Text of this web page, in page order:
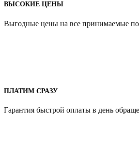
ВЫСОКИЕ ЦЕНЫ
Выгодные цены на все принимаемые
ПЛАТИМ СРАЗУ
Гарантия быстрой оплаты в день